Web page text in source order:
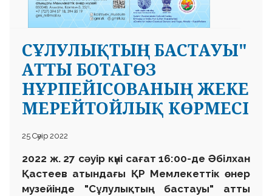
СҰЛУЛЫҚТЫҢ БАСТАУЫ"
АТТЫ БОТАГӨЗ
НҰРПЕЙІСОВАНЫҢ ЖЕКЕ
МЕРЕЙТОЙЛЫҚ КӨРМЕСІ
25 Сәуір 2022
2022 ж. 27 сәуір күні сағат 16:00-де Әбілхан
Қастеев атындағы ҚР Мемлекеттік өнер
музейінде "Сұлулықтың бастауы" атты